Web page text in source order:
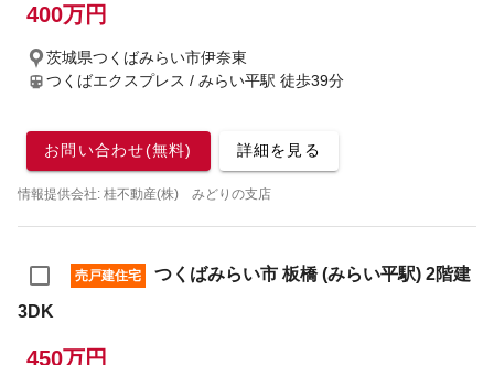
400万円
茨城県つくばみらい市伊奈東
つくばエクスプレス / みらい平駅 徒歩39分
お問い合わせ(無料) 詳細を見る
情報提供会社: 桂不動産(株) みどりの支店
売戸建住宅
つくばみらい市 板橋 (みらい平駅) 2階建
3DK
450万円